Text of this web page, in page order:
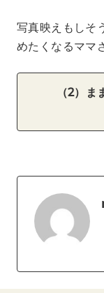
写真映えもしそ
めたくなるママ
（2）ま